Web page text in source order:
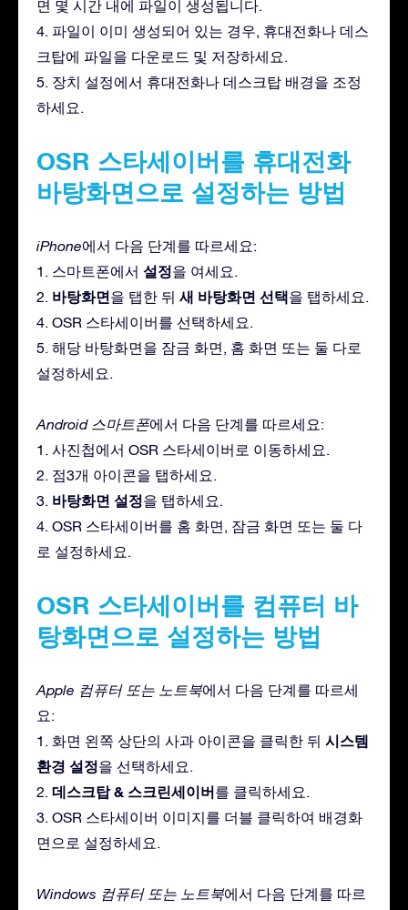
면 몇 시간 내에 파일이 생성됩니다.
4. 파일이 이미 생성되어 있는 경우, 휴대전화나 데스
크탑에 파일을 다운로드 및 저장하세요.
5. 장치 설정에서 휴대전화나 데스크탑 배경을 조정
하세요.
OSR 스타세이버를 휴대전화
바탕화면으로 설정하는 방법
iPhone에서 다음 단계를 따르세요:
1. 스마트폰에서 설정을 여세요.
2. 바탕화면을 탭한 뒤 새 바탕화면 선택을 탭하세요.
4. OSR 스타세이버를 선택하세요.
5. 해당 바탕화면을 잠금 화면, 홈 화면 또는 둘 다로
설정하세요.
Android 스마트폰에서 다음 단계를 따르세요:
1. 사진첩에서 OSR 스타세이버로 이동하세요.
2. 점3개 아이콘을 탭하세요.
3. 바탕화면 설정을 탭하세요.
4. OSR 스타세이버를 홈 화면, 잠금 화면 또는 둘 다
로 설정하세요.
OSR 스타세이버를 컴퓨터 바
탕화면으로 설정하는 방법
Apple 컴퓨터 또는 노트북에서 다음 단계를 따르세
요:
1. 화면 왼쪽 상단의 사과 아이콘을 클릭한 뒤 시스템
환경 설정을 선택하세요.
2. 데스크탑 & 스크린세이버를 클릭하세요.
3. OSR 스타세이버 이미지를 더블 클릭하여 배경화
면으로 설정하세요.
Windows 컴퓨터 또는 노트북에서 다음 단계를 따르